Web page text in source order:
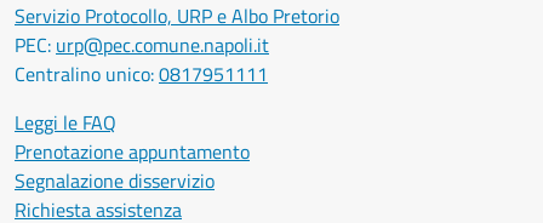
Servizio Protocollo, URP e Albo Pretorio
PEC: urp@pec.comune.napoli.it
Centralino unico:0817951111
Leggi le FAQ
Prenotazione appuntamento
Segnalazione disservizio
Richiesta assistenza